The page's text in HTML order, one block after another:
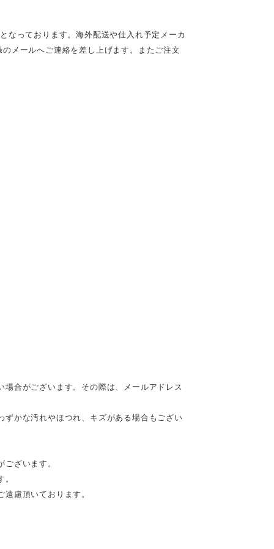
なっております。海外配送や仕入れ予定メーカ
メールへご連絡を差し上げます。またご注文
合がございます。その際は、メールアドレス
かな汚れやほつれ、キズがある場合もござい
ざいます。
慮頂いております。